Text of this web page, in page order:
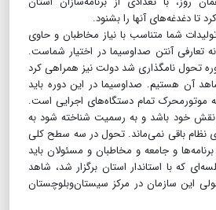
تا دغدغه‌های آنها را بشنود.
شما متناسب با نیاز مخاطبان و حاوی
تعارفی آنتن صداوسیما در اختیار شماست.
تحول نامگذاری شد دولت نیز همراهی کرد
آن هستیم. صداوسیما در این دوره باید
موتورمحرک تمام دستگاه‌های اجرایی است.
نقش خود باشد و به رسمیت شناخته شود به
نظام باقی نمی‌ماند. تحول در سه سطح کلی
و جامعه و مخاطبان و مسئولان باید
که با استاندار استان برگزار شد، شاهد
این سازمان در مرکز سیستان‌وبلوچستان